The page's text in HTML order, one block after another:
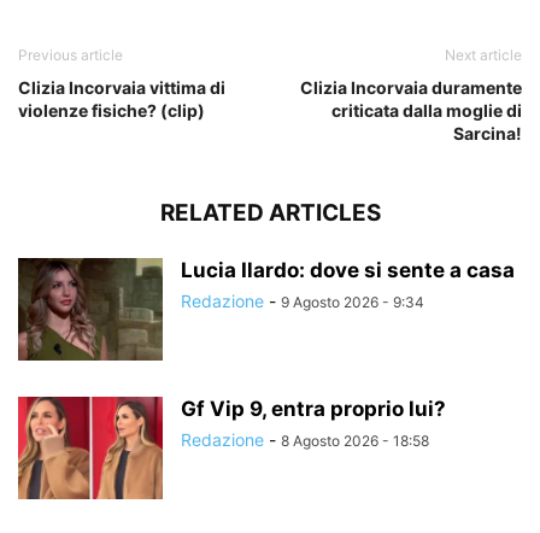
Previous article
Clizia Incorvaia vittima di
violenze fisiche? (clip)
Next article
Clizia Incorvaia duramente
criticata dalla moglie di
Sarcina!
RELATED ARTICLES
Lucia Ilardo: dove si sente a casa
Redazione - 9 Agosto 2026 - 9:34
Gf Vip 9, entra proprio lui?
Redazione - 8 Agosto 2026 - 18:58